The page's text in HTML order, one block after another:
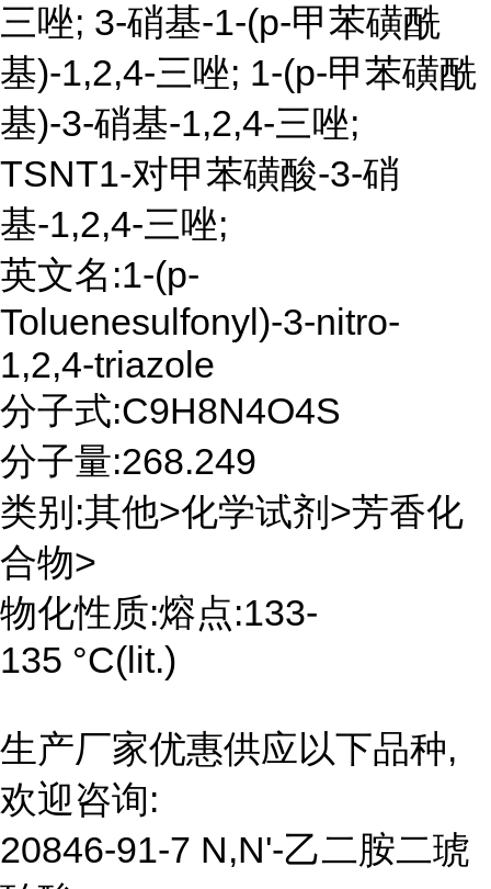
三唑; 3-硝基-1-(p-甲苯磺酰
基)-1,2,4-三唑; 1-(p-甲苯磺酰
基)-3-硝基-1,2,4-三唑;
TSNT1-对甲苯磺酸-3-硝
基-1,2,4-三唑;
英文名:1-(p-
Toluenesulfonyl)-3-nitro-
1,2,4-triazole
分子式:C9H8N4O4S
分子量:268.249
类别:其他>化学试剂>芳香化
合物>
物化性质:熔点:133-
135 °C(lit.)
生产厂家优惠供应以下品种,
欢迎咨询:
20846-91-7 N,N'-乙二胺二琥